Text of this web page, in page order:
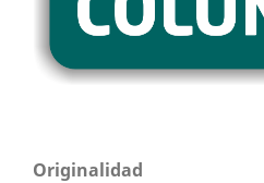
Originalidad